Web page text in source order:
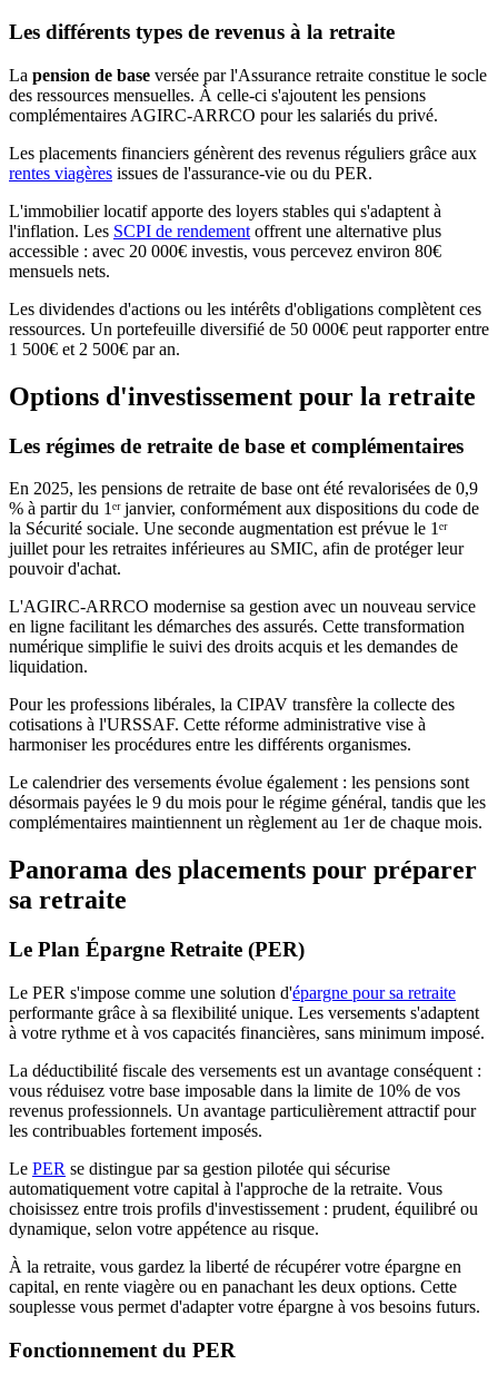
Les différents types de revenus à la retraite
La pension de base versée par l'Assurance retraite constitue le socle
des ressources mensuelles. À celle-ci s'ajoutent les pensions
complémentaires AGIRC-ARRCO pour les salariés du privé.
Les placements financiers génèrent des revenus réguliers grâce aux
rentes viagères issues de l'assurance-vie ou du PER.
L'immobilier locatif apporte des loyers stables qui s'adaptent à
l'inflation. Les SCPI de rendement offrent une alternative plus
accessible : avec 20 000€ investis, vous percevez environ 80€
mensuels nets.
Les dividendes d'actions ou les intérêts d'obligations complètent ces
ressources. Un portefeuille diversifié de 50 000€ peut rapporter entre
1 500€ et 2 500€ par an.
Options d'investissement pour la retraite
Les régimes de retraite de base et complémentaires
En 2025, les pensions de retraite de base ont été revalorisées de 0,9
% à partir du 1ᵉʳ janvier, conformément aux dispositions du code de
la Sécurité sociale. Une seconde augmentation est prévue le 1ᵉʳ
juillet pour les retraites inférieures au SMIC, afin de protéger leur
pouvoir d'achat.
L'AGIRC-ARRCO modernise sa gestion avec un nouveau service
en ligne facilitant les démarches des assurés. Cette transformation
numérique simplifie le suivi des droits acquis et les demandes de
liquidation.
Pour les professions libérales, la CIPAV transfère la collecte des
cotisations à l'URSSAF. Cette réforme administrative vise à
harmoniser les procédures entre les différents organismes.
Le calendrier des versements évolue également : les pensions sont
désormais payées le 9 du mois pour le régime général, tandis que les
complémentaires maintiennent un règlement au 1er de chaque mois.
Panorama des placements pour préparer
sa retraite
Le Plan Épargne Retraite (PER)
Le PER s'impose comme une solution d'épargne pour sa retraite
performante grâce à sa flexibilité unique. Les versements s'adaptent
à votre rythme et à vos capacités financières, sans minimum imposé.
La déductibilité fiscale des versements est un avantage conséquent :
vous réduisez votre base imposable dans la limite de 10% de vos
revenus professionnels. Un avantage particulièrement attractif pour
les contribuables fortement imposés.
Le PER se distingue par sa gestion pilotée qui sécurise
automatiquement votre capital à l'approche de la retraite. Vous
choisissez entre trois profils d'investissement : prudent, équilibré ou
dynamique, selon votre appétence au risque.
À la retraite, vous gardez la liberté de récupérer votre épargne en
capital, en rente viagère ou en panachant les deux options. Cette
souplesse vous permet d'adapter votre épargne à vos besoins futurs.
Fonctionnement du PER